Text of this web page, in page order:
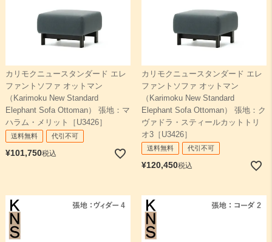
カリモクニュースタンダード エレ
ファントソファ オットマン
（Karimoku New Standard
Elephant Sofa Ottoman） 張地：マ
ハラム・メリット［U3426］
送料無料 代引不可
¥101,750税込
カリモクニュースタンダード エレ
ファントソファ オットマン
（Karimoku New Standard
Elephant Sofa Ottoman） 張地：ク
ヴァドラ・スティールカットトリ
オ3［U3426］
送料無料 代引不可
¥120,450税込